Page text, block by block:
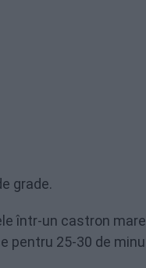
grade.
într-un castron
pentru 25-30 de